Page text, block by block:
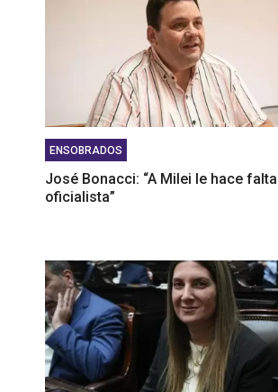
ENSOBRADOS
José Bonacci: “A Milei le hace
oficialista”